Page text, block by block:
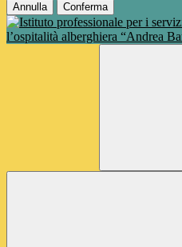
Annulla Conferma